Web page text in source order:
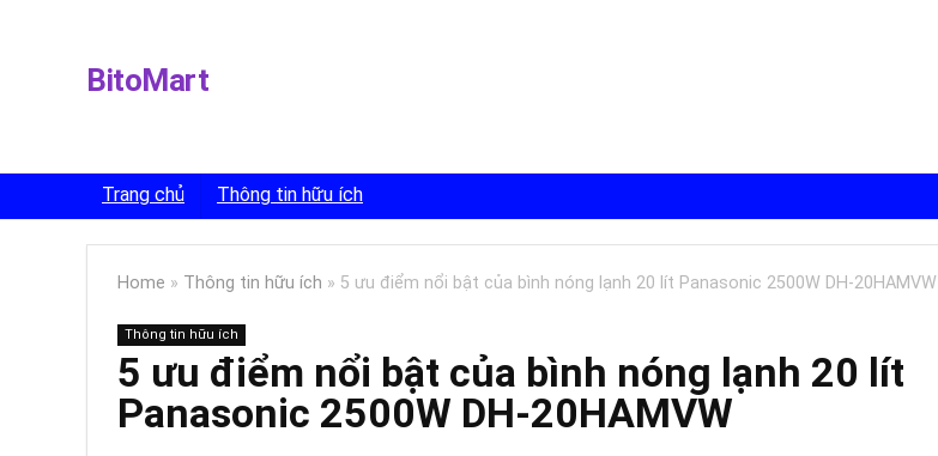
BitoMart
Trang chủ Thông tin hữu ích
Home » Thông tin hữu ích » 5 ưu điểm nổi bật của bình nóng lạnh 20 lít Panasonic 2500W DH-20HAMVW
Thông tin hữu ích
5 ưu điểm nổi bật của bình nóng lạnh 20 lít
Panasonic 2500W DH-20HAMVW